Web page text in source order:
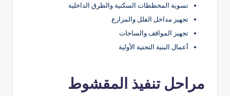
تسوية المخططات السكنية والطرق الداخلية
تجهيز مداخل الفلل والمزارع
تجهيز المواقف والساحات
أعمال البنية التحتية الأولية
مراحل تنفيذ المقشوط